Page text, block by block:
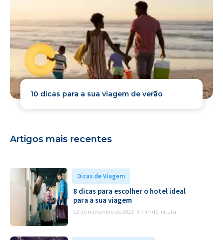
10 dicas para a sua viagem de verão
Artigos mais recentes
Dicas de Viagem
8 dicas para escolher o hotel ideal
para a sua viagem
13 de novembro de 2023 6 min de leitura